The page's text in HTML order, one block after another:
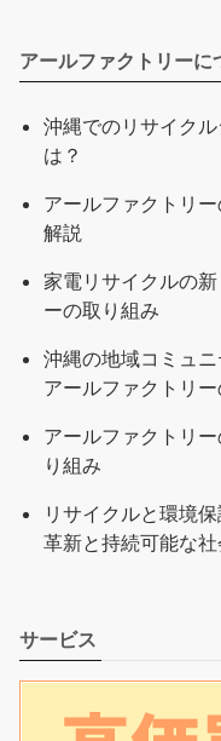
アールファクトリーに
沖縄でのリサイク
は？
アールファクトリ
解説
家電リサイクルの
ーの取り組み
沖縄の地域コミュ
アールファクトリ
アールファクトリ
り組み
リサイクルと環境
革新と持続可能な
サービス